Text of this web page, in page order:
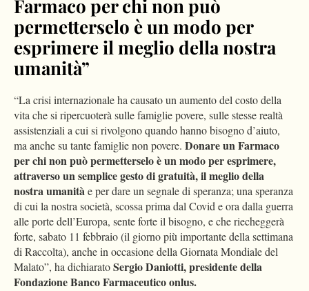
Farmaco per chi non può
permetterselo è un modo per
esprimere il meglio della nostra
umanità”
“La crisi internazionale ha causato un aumento del costo della
vita che si ripercuoterà sulle famiglie povere, sulle stesse realtà
assistenziali a cui si rivolgono quando hanno bisogno d’aiuto,
ma anche su tante famiglie non povere. Donare un Farmaco
per chi non può permetterselo è un modo per esprimere,
attraverso un semplice gesto di gratuità, il meglio della
nostra umanitàe per dare un segnale di speranza; una speranza
di cui la nostra società, scossa prima dal Covid e ora dalla guerra
alle porte dell’Europa, sente forte il bisogno, e che riecheggerà
forte, sabato 11 febbraio (il giorno più importante della settimana
di Raccolta), anche in occasione della Giornata Mondiale del
Malato”, ha dichiaratoSergio Daniotti, presidente della
Fondazione Banco Farmaceutico onlus.